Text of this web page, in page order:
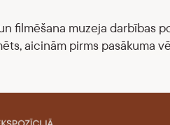
filmēšana muzeja darbības
aicinām pirms pasākuma